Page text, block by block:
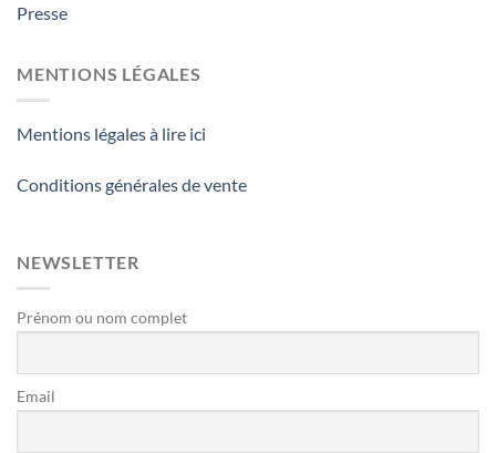
Presse
MENTIONS LÉGALES
Mentions légales à lire ici
Conditions générales de vente
NEWSLETTER
Prénom ou nom complet
Email